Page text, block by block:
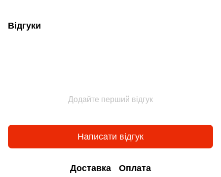
Відгуки
Додайте перший відгук
Написати відгук
Доставка Оплата